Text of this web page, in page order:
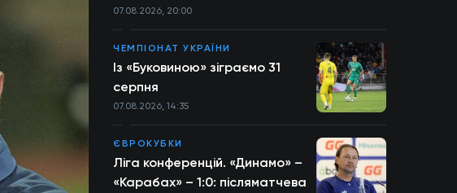
TYTANOVI
07.08.2026, 20:00
ЧЕМПІОНАТ УКРАЇНИ
Із «Буковиною» зіграємо 31
серпня
07.08.2026, 14:35
ЄВРОКУБКИ
Ліга конференцій. «Динамо» –
«Карабах» – 1:0: післяматчева